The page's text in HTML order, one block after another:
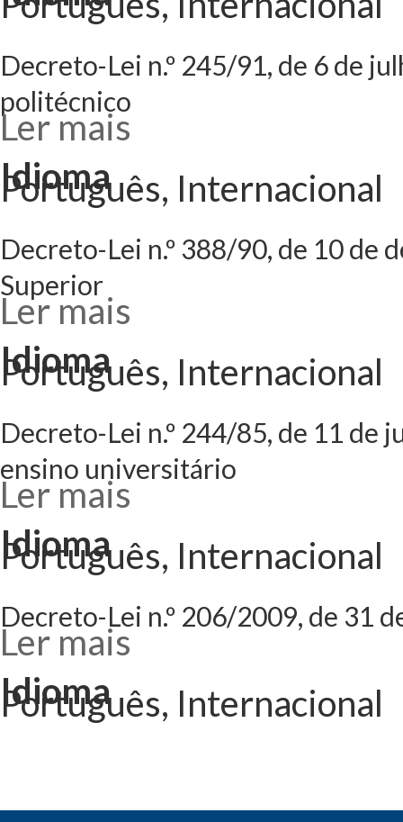
Decreto-Lei n.º 245/91, de 6 de
politécnico
Ler mais
Idioma
Português, Internacional
Decreto-Lei n.º 388/90, de 10 de
Superior
Ler mais
Idioma
Português, Internacional
Decreto-Lei n.º 244/85, de 11 de
ensino universitário
Ler mais
Idioma
Português, Internacional
Decreto-Lei n.º 206/2009, de 31
Ler mais acerca de
Idioma
Português, Internacional